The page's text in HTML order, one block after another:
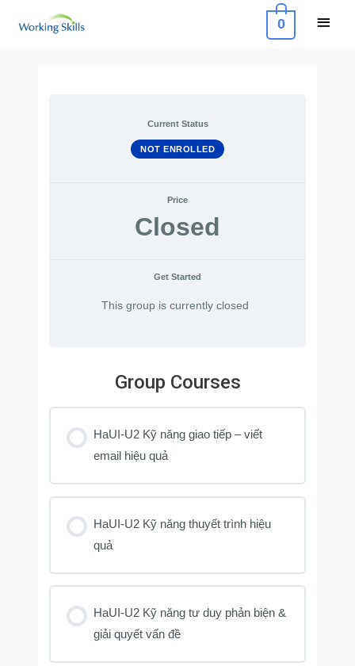
0
Current Status
NOT ENROLLED
Price
Closed
Get Started
This group is currently closed
Group Courses
HaUI-U2 Kỹ năng giao tiếp – viết
email hiệu quả
0% COMPLETE 0/0 Bước
HaUI-U2 Kỹ năng thuyết trình hiệu
quả
0% COMPLETE 0/0 Bước
HaUI-U2 Kỹ năng tư duy phản biện &
giải quyết vấn đề